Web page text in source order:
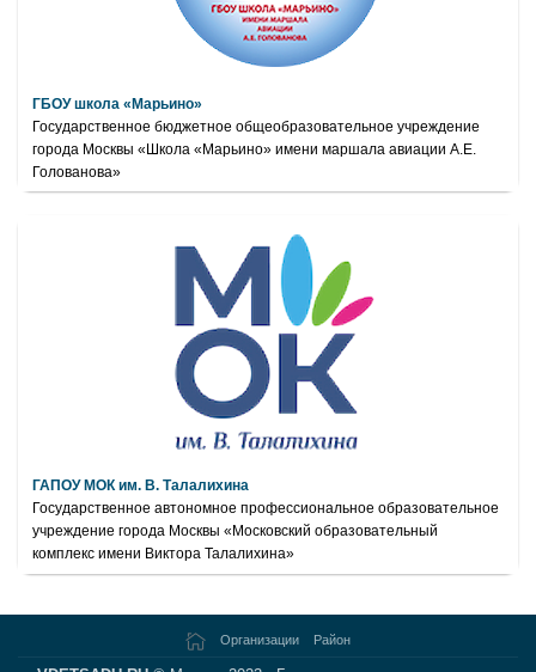
ГБОУ школа «Марьино»
Государственное бюджетное общеобразовательное учреждение
города Москвы «Школа «Марьино» имени маршала авиации А.Е.
Голованова»
ГАПОУ МОК им. В. Талалихина
Государственное автономное профессиональное образовательное
учреждение города Москвы «Московский образовательный
комплекс имени Виктора Талалихина»
Организации Район